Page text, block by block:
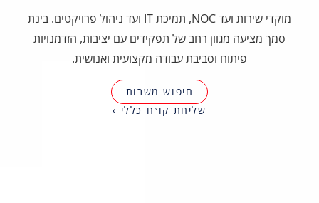
מוקדי שירות ועד NOC, תמיכת IT ועד ניהול פרויקטים. בינת
סמך מציעה מגוון רחב של תפקידים עם יציבות, הזדמנויות
פיתוח וסביבת עבודה מקצועית ואנושית.
חיפוש משרות
שליחת קו״ח כללי ›